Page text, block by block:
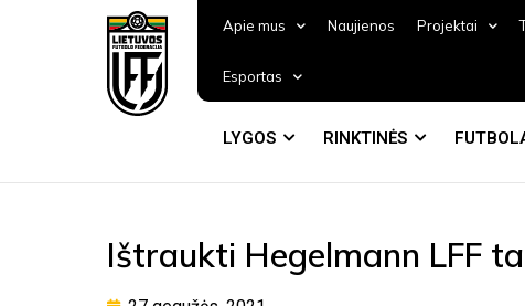
Apie mus Naujienos Projektai
Esportas
LYGOS RINKTINĖS
Ištraukti Hegelmann LFF